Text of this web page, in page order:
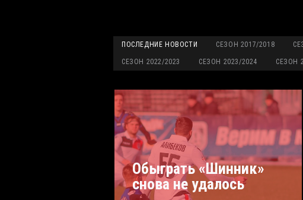
ПОСЛЕДНИЕ НОВОСТИ СЕЗОН 2017/2018
СЕЗОН 2022/2023 СЕЗОН 2023/2024 СЕЗОН
Обыграть «Шинник»
снова не удалось